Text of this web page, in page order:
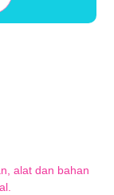
alat dan bahan